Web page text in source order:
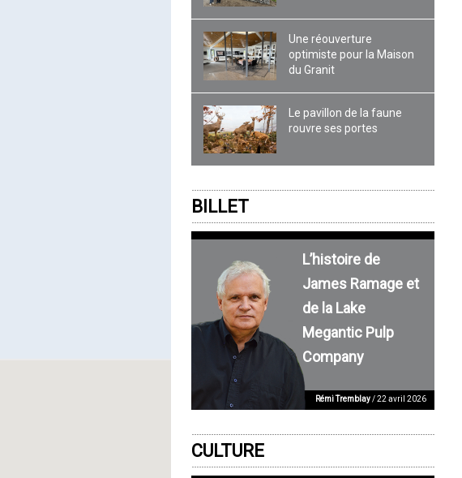
Une réouverture
optimiste pour la Maison
du Granit
Le pavillon de la faune
rouvre ses portes
BILLET
L’histoire de
James Ramage et
de la Lake
Megantic Pulp
Company
Rémi Tremblay/ 22 avril 2026
CULTURE